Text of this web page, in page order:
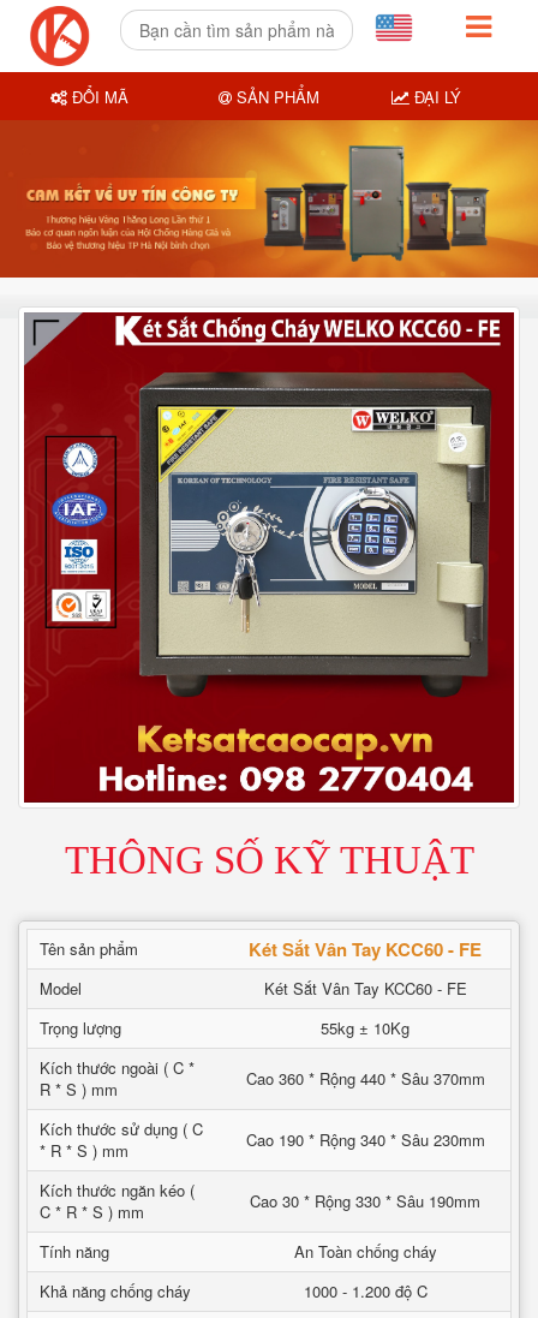
THÔNG SỐ KỸ THUẬT
Tên sản phẩm Két Sắt Vân Tay KCC60 - FE
Model
Két Sắt Vân Tay KCC60 - FE
Trọng lượng
55kg ± 10Kg
Kích thước ngoài ( C *
R * S ) mm
Cao 360 * Rộng 440 * Sâu 370mm
Kích thước sử dụng ( C
* R * S ) mm
Cao 190 * Rộng 340 * Sâu 230mm
Kích thước ngăn kéo (
C * R * S ) mm
Cao 30 * Rộng 330 * Sâu 190mm
Tính năng
An Toàn chống cháy
Khả năng chống cháy
1000 - 1.200 độ C
ĐỔI MÃ SẢN PHẨM ĐẠI LÝ